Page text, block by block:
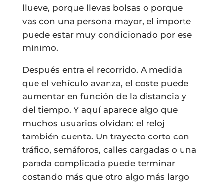
llueve, porque llevas bolsas o porque
vas con una persona mayor, el importe
puede estar muy condicionado por ese
mínimo.
Después entra el recorrido. A medida
que el vehículo avanza, el coste puede
aumentar en función de la distancia y
del tiempo. Y aquí aparece algo que
muchos usuarios olvidan: el reloj
también cuenta. Un trayecto corto con
tráfico, semáforos, calles cargadas o una
parada complicada puede terminar
costando más que otro algo más largo